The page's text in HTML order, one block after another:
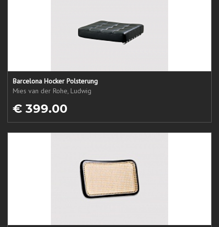
Barcelona Hocker Polsterung
Mies van der Rohe, Ludwig
€ 399.00